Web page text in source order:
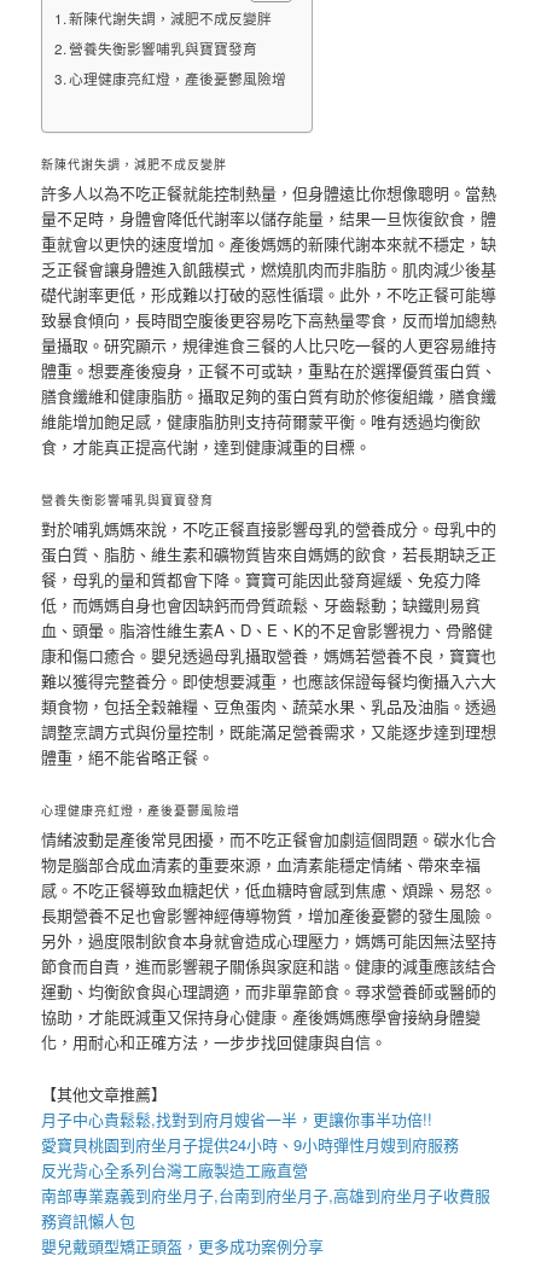
新陳代謝失調，減肥不成反變胖
營養失衡影響哺乳與寶寶發育
心理健康亮紅燈，產後憂鬱風險增
新陳代謝失調，減肥不成反變胖
許多人以為不吃正餐就能控制熱量，但身體遠比你想像聰明。當熱
量不足時，身體會降低代謝率以儲存能量，結果一旦恢復飲食，體
重就會以更快的速度增加。產後媽媽的新陳代謝本來就不穩定，缺
乏正餐會讓身體進入飢餓模式，燃燒肌肉而非脂肪。肌肉減少後基
礎代謝率更低，形成難以打破的惡性循環。此外，不吃正餐可能導
致暴食傾向，長時間空腹後更容易吃下高熱量零食，反而增加總熱
量攝取。研究顯示，規律進食三餐的人比只吃一餐的人更容易維持
體重。想要產後瘦身，正餐不可或缺，重點在於選擇優質蛋白質、
膳食纖維和健康脂肪。攝取足夠的蛋白質有助於修復組織，膳食纖
維能增加飽足感，健康脂肪則支持荷爾蒙平衡。唯有透過均衡飲
食，才能真正提高代謝，達到健康減重的目標。
營養失衡影響哺乳與寶寶發育
對於哺乳媽媽來說，不吃正餐直接影響母乳的營養成分。母乳中的
蛋白質、脂肪、維生素和礦物質皆來自媽媽的飲食，若長期缺乏正
餐，母乳的量和質都會下降。寶寶可能因此發育遲緩、免疫力降
低，而媽媽自身也會因缺鈣而骨質疏鬆、牙齒鬆動；缺鐵則易貧
血、頭暈。脂溶性維生素A、D、E、K的不足會影響視力、骨骼健
康和傷口癒合。嬰兒透過母乳攝取營養，媽媽若營養不良，寶寶也
難以獲得完整養分。即使想要減重，也應該保證每餐均衡攝入六大
類食物，包括全穀雜糧、豆魚蛋肉、蔬菜水果、乳品及油脂。透過
調整烹調方式與份量控制，既能滿足營養需求，又能逐步達到理想
體重，絕不能省略正餐。
心理健康亮紅燈，產後憂鬱風險增
情緒波動是產後常見困擾，而不吃正餐會加劇這個問題。碳水化合
物是腦部合成血清素的重要來源，血清素能穩定情緒、帶來幸福
感。不吃正餐導致血糖起伏，低血糖時會感到焦慮、煩躁、易怒。
長期營養不足也會影響神經傳導物質，增加產後憂鬱的發生風險。
另外，過度限制飲食本身就會造成心理壓力，媽媽可能因無法堅持
節食而自責，進而影響親子關係與家庭和諧。健康的減重應該結合
運動、均衡飲食與心理調適，而非單靠節食。尋求營養師或醫師的
協助，才能既減重又保持身心健康。產後媽媽應學會接納身體變
化，用耐心和正確方法，一步步找回健康與自信。
【其他文章推薦】
月子中心貴鬆鬆,找對到府月嫂省一半，更讓你事半功倍!!
愛寶貝桃園到府坐月子提供24小時、9小時彈性月嫂到府服務
反光背心全系列台灣工廠製造工廠直營
南部專業嘉義到府坐月子,台南到府坐月子,高雄到府坐月子收費服
務資訊懶人包
嬰兒戴頭型矯正頭盔，更多成功案例分享